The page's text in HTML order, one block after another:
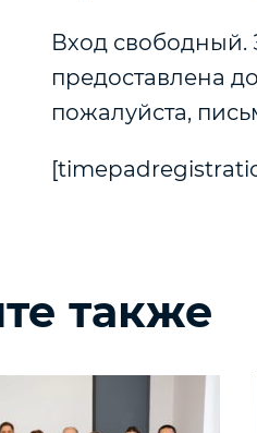
Вход свободный.
предоставлена
пожалуйста,
также